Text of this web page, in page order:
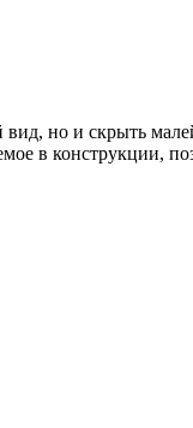
но и скрыть
в конструкции,